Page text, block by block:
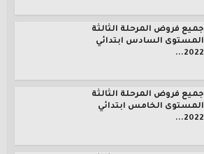
جميع فروض المرحلة الثالثة
المستوى السادس ابتدائي
2022...
جميع فروض المرحلة الثالثة
المستوى الخامس ابتدائي
2022...